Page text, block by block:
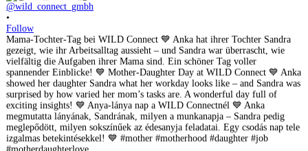
@wild_connect_gmbh
•
Follow
Mama-Tochter-Tag bei WILD Connect 💙 Anka hat ihrer Tochter Sandra
gezeigt, wie ihr Arbeitsalltag aussieht – und Sandra war überrascht, wie
vielfältig die Aufgaben ihrer Mama sind. Ein schöner Tag voller
spannender Einblicke! 💙 Mother-Daughter Day at WILD Connect 💙 Anka
showed her daughter Sandra what her workday looks like – and Sandra was
surprised by how varied her mom’s tasks are. A wonderful day full of
exciting insights! 💙 Anya-lánya nap a WILD Connectnél 💙 Anka
megmutatta lányának, Sandrának, milyen a munkanapja – Sandra pedig
meglepődött, milyen sokszínűek az édesanyja feladatai. Egy csodás nap tele
izgalmas betekintésekkel! 💙 #mother #motherhood #daughter #job